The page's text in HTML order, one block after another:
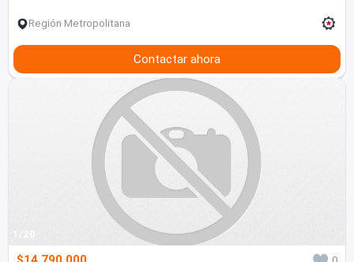
Región Metropolitana
Contactar ahora
1/20